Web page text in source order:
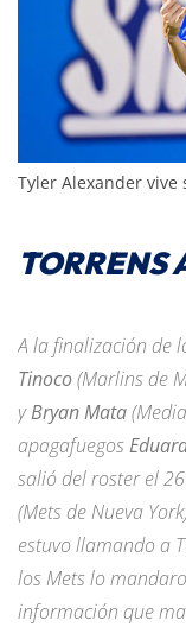
Tyler Alexander vive
TORRENS
A la finalización de
Tinoco(Marlins de
yBryan Mata
apagafuegos
salió del roster el
(Mets de Nueva
estuvo llamando a
los Mets lo
información que